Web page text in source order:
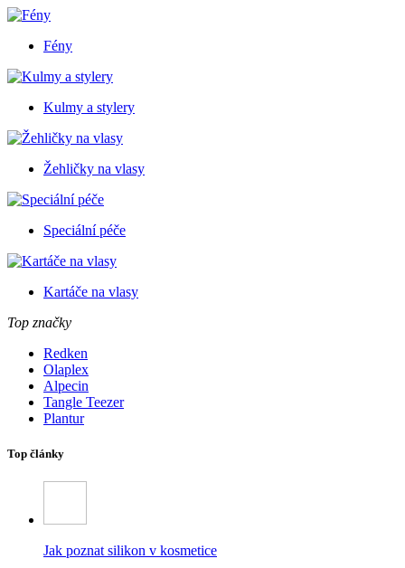
Fény
Kulmy a stylery
Žehličky na vlasy
Speciální péče
Kartáče na vlasy
Top značky
Redken
Olaplex
Alpecin
Tangle Teezer
Plantur
Top články
Jak poznat silikon v kosmetice